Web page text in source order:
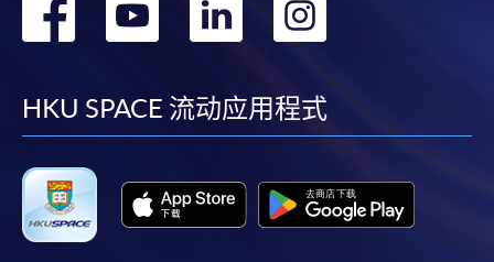
转
facebook
转
youtube
转
linkedin
转
HKU SPACE 流动应用程式